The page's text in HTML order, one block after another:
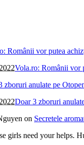
Vola.ro: Românii vor
Doar 3 zboruri
on Secretele
girls need your helps.